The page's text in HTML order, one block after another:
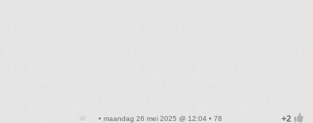
• maandag 26 mei 2025 @ 12:04 • 78